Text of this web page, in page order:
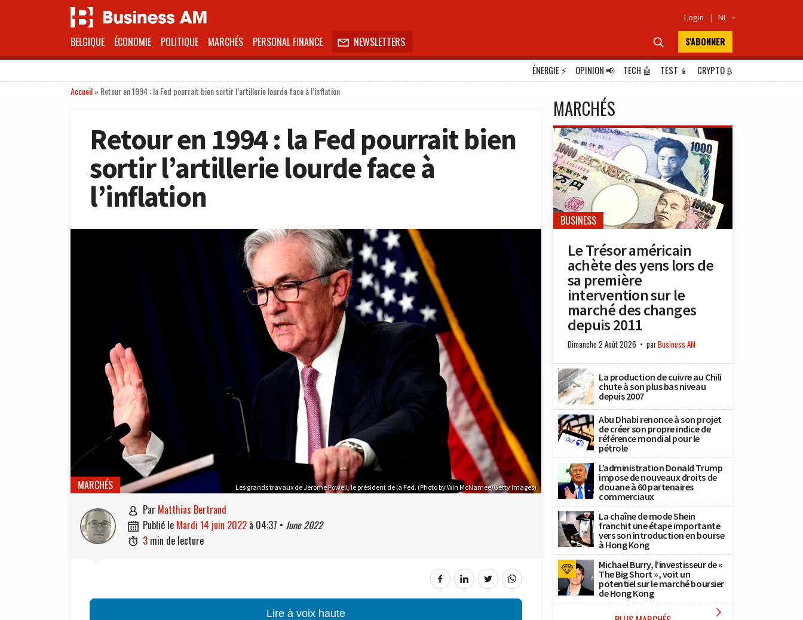
Login | NL 
BELGIQUE ÉCONOMIE POLITIQUE MARCHÉS PERSONAL FINANCE  NEWSLETTERS  S'ABONNER
ÉNERGIE⚡ OPINION📢 TECH 🤖 TEST 📱 CRYPTO₿
Accueil» Retour en 1994 : la Fed pourrait bien sortir l’artillerie lourde face à l’inflation
Retour en 1994 : la Fed pourrait bien
sortir l’artillerie lourde face à
l’inflation
Les grands travaux de Jerome Powell, le président de la Fed. (Photo by Win McNamee/Getty Images)
MARCHÉS
 par Matthias Bertrand
 publié le mardi 14 juin 2022 à 04:37 • June 2022
 3 min de lecture
Lire à voix haute
MARCHÉS
BUSINESS
Le Trésor américain
achète des yens lors de
sa première
intervention sur le
marché des changes
depuis 2011
Dimanche 2 Août 2026 parBusiness AM
La production de cuivre au Chili
chute à son plus bas niveau
depuis 2007
Abu Dhabi renonce à son projet
de créer son propre indice de
référence mondial pour le
pétrole
L’administration Donald Trump
impose de nouveaux droits de
douane à 60 partenaires
commerciaux
La chaîne de mode Shein
franchit une étape importante
vers son introduction en bourse
à Hong Kong
Michael Burry, l’investisseur de «
The Big Short », voit un
potentiel sur le marché boursier
de Hong Kong
